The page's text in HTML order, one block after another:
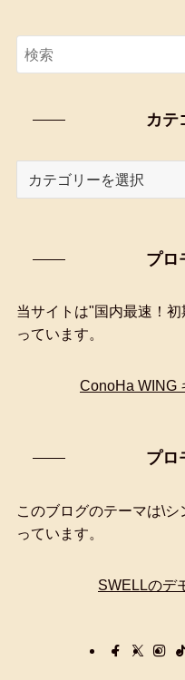
カテ
索
プロ
当サイトは"国内最速！
っています。
ConoHa WING
プロ
このブログのテーマは\
っています。
SWELLのデ